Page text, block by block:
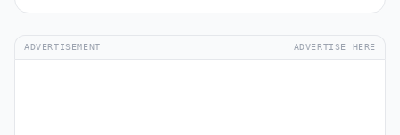
ADVERTISEMENT ADVERTISE HERE